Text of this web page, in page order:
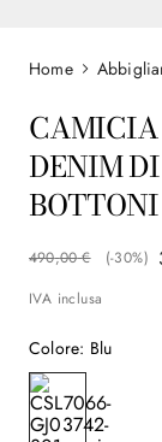
CAMICIA
DENIM
490,00 € (-30%)
IVA inclusa
Colore: Blu